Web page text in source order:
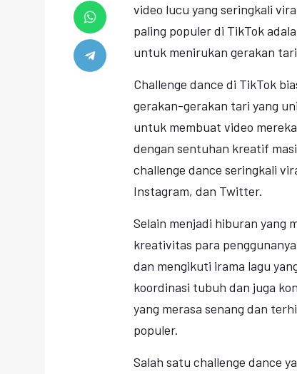
video lucu yang seringkali
paling populer di TikTok
untuk menirukan gerakan
Challenge dance di TikTok
gerakan-gerakan tari yang
untuk membuat video
dengan sentuhan kreatif
challenge dance seringkali
Instagram, dan Twitter.
Selain menjadi hiburan yang
kreativitas para
dan mengikuti irama lagu
koordinasi tubuh dan juga
yang merasa senang dan
populer.
Salah satu challenge dance